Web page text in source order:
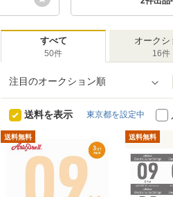
すべて
50件
オークシ
16件
注目のオークション順
送料を表示 東京都を設定中
送料無料 送料無料